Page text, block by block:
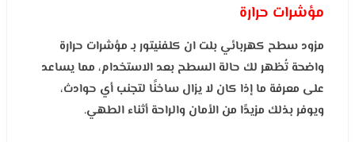
مؤشرات حرارة
مزود سطح كهربائي بلت ان كلفنيتور بـ مؤشرات حرارة
واضحة تُظهر لك حالة السطح بعد الاستخدام، مما يساعد
على معرفة ما إذا كان لا يزال ساخنًا لتجنب أي حوادث،
ويوفر بذلك مزيدًا من الأمان والراحة أثناء الطهي.